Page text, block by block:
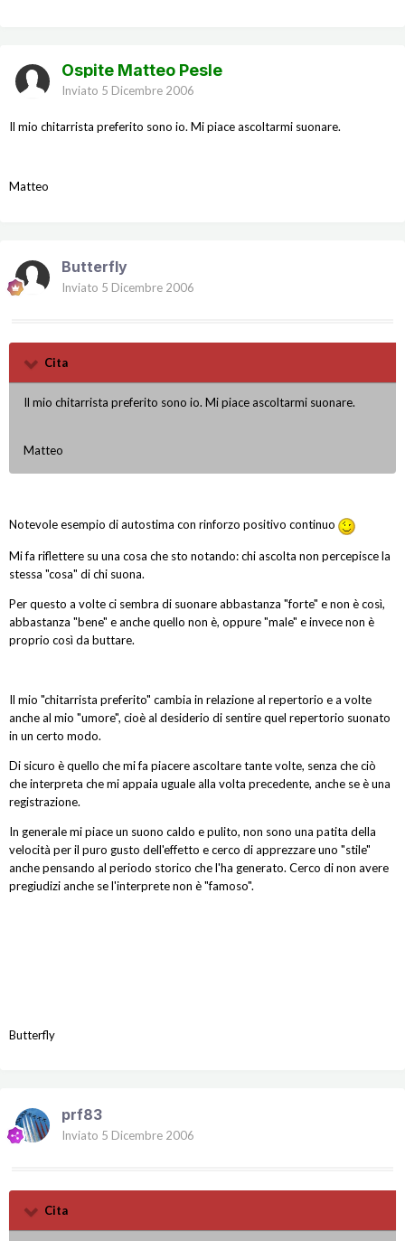
Ospite Matteo Pesle
Inviato 5 Dicembre 2006
Il mio chitarrista preferito sono io. Mi piace ascoltarmi suonare.
Matteo
Butterfly
Inviato 5 Dicembre 2006
Cita
Il mio chitarrista preferito sono io. Mi piace ascoltarmi suonare.
Matteo
Notevole esempio di autostima con rinforzo positivo continuo
Mi fa riflettere su una cosa che sto notando: chi ascolta non percepisce la
stessa "cosa" di chi suona.
Per questo a volte ci sembra di suonare abbastanza "forte" e non è così,
abbastanza "bene" e anche quello non è, oppure "male" e invece non è
proprio così da buttare.
Il mio "chitarrista preferito" cambia in relazione al repertorio e a volte
anche al mio "umore", cioè al desiderio di sentire quel repertorio suonato
in un certo modo.
Di sicuro è quello che mi fa piacere ascoltare tante volte, senza che ciò
che interpreta che mi appaia uguale alla volta precedente, anche se è una
registrazione.
In generale mi piace un suono caldo e pulito, non sono una patita della
velocità per il puro gusto dell'effetto e cerco di apprezzare uno "stile"
anche pensando al periodo storico che l'ha generato. Cerco di non avere
pregiudizi anche se l'interprete non è "famoso".
Butterfly
prf83
Inviato 5 Dicembre 2006
Cita